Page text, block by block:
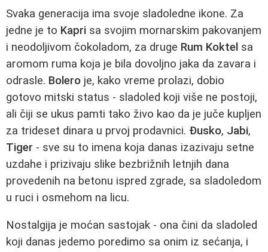
Svaka generacija ima svoje sladoledne ikone. Za
jedne je to Kapri sa svojim mornarskim pakovanjem
i neodoljivom čokoladom, za druge Rum Koktel sa
aromom ruma koja je bila dovoljno jaka da zavara i
odrasle. Bolero je, kako vreme prolazi, dobio
gotovo mitski status - sladoled koji više ne postoji,
ali čiji se ukus pamti tako živo kao da je juče kupljen
za trideset dinara u prvoj prodavnici. Đusko, Jabi,
Tiger - sve su to imena koja danas izazivaju setne
uzdahe i prizivaju slike bezbrižnih letnjih dana
provedenih na betonu ispred zgrade, sa sladoledom
u ruci i osmehom na licu.
Nostalgija je moćan sastojak - ona čini da sladoled
koji danas jedemo poredimo sa onim iz sećanja, i